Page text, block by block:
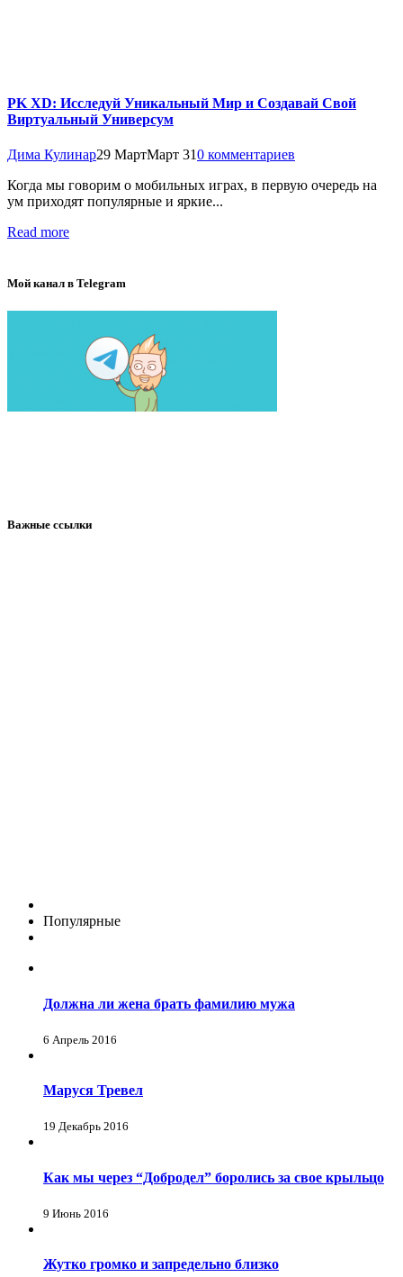
PK XD: Исследуй Уникальный Мир и Создавай Свой
Виртуальный Универсум
Дима Кулинар29 МартМарт 310 комментариев
Когда мы говорим о мобильных играх, в первую очередь на
ум приходят популярные и яркие...
Read more
Мой канал в Telegram
Важные ссылки
Популярные
Должна ли жена брать фамилию мужа
6 Апрель 2016
Маруся Тревел
19 Декабрь 2016
Как мы через “Добродел” боролись за свое крыльцо
9 Июнь 2016
Жутко громко и запредельно близко